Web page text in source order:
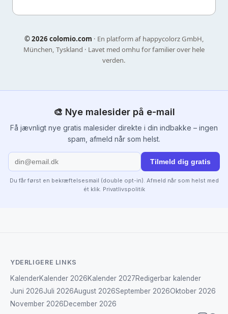
©2026 colomio.com · En platform af happycolorz GmbH,
München, Tyskland · Lavet med omhu for familier over hele
verden.
🎨 Nye malesider på e-mail
Få jævnligt nye gratis malesider direkte i din indbakke – ingen
spam, afmeld når som helst.
Tilmeld dig gratis
Du får først en bekræftelsesmail (double opt-in). Afmeld når som helst med
ét klik. Privatlivspolitik
YDERLIGERE LINKS
KalenderKalender 2026Kalender 2027Redigerbar kalender
Juni 2026Juli 2026August 2026September 2026Oktober 2026
November 2026December 2026